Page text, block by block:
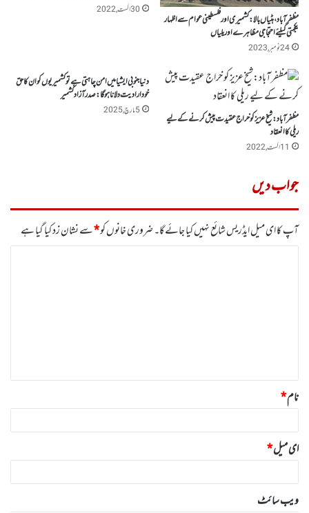
مظفر آباد، ہٹیاں بالا : کشمیری اور فلسطینی عوام سے اظہار
یکجہتی کیلئے احتجاجی مظاہرے اوریلیاں
24 نومبر, 2023
30 اگست, 2022
مظفرآباد:شیخ عزیز کو خراج عقیدت پیش کرنے کے لیے
ریلی کا انعقاد
11 اگست, 2022
دنیا جنوبی ایشیا میں امن چاہتی ہے تو کشمیریوں کو ان کا حق
خودارادیت دلاناہو گا: صدر آزادکشمیر
5 مارچ, 2025
جواب دیں
آپ کا ای میل ایڈریس شائع نہیں کیا جائے گا۔ضروری خانوں کو*سے نشان زد کیا گیا ہے
نام*
ای میل*
ویب‌ سائٹ